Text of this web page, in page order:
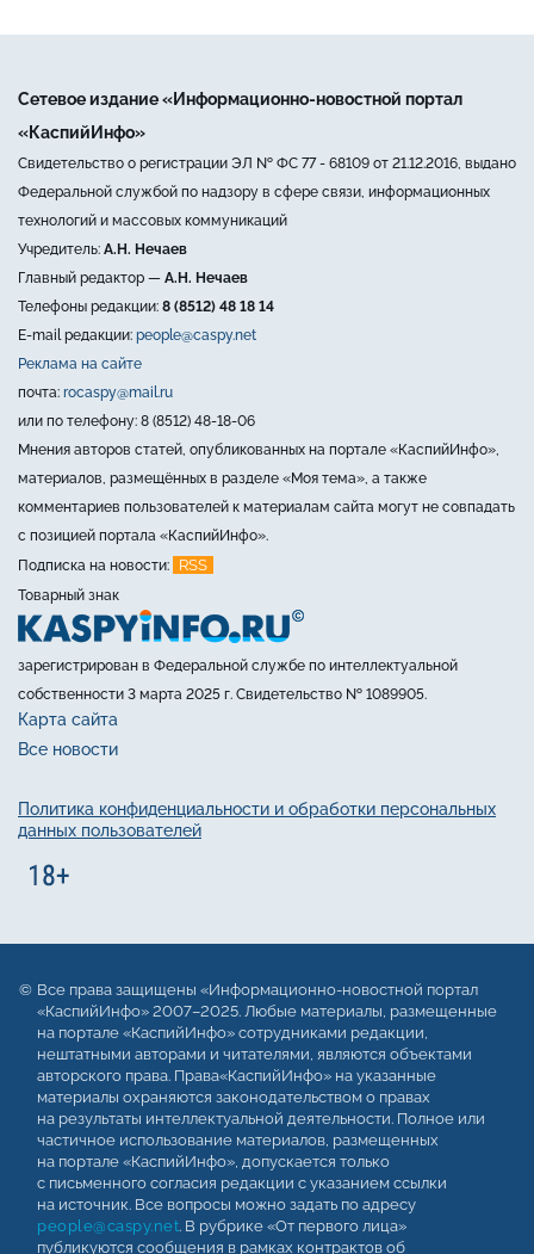
Сетевое издание «Информационно-новостной портал
«КаспийИнфо»
Свидетельство о регистрации ЭЛ № ФС 77 - 68109 от 21.12.2016, выдано
Федеральной службой по надзору в сфере связи, информационных
технологий и массовых коммуникаций
Учредитель: А.Н. Нечаев
Главный редактор — А.Н. Нечаев
Телефоны редакции: 8 (8512) 48 18 14
E-mail редакции: people@caspy.net
Реклама на сайте
почта: rocaspy@mail.ru
или по телефону: 8 (8512) 48-18-06
Мнения авторов статей, опубликованных на портале «КаспийИнфо»,
материалов, размещённых в разделе «Моя тема», а также
комментариев пользователей к материалам сайта могут не совпадать
с позицией портала «КаспийИнфо».
Подписка на новости:
RSS
Товарный знак
зарегистрирован в Федеральной службе по интеллектуальной
собственности 3 марта 2025 г. Свидетельство № 1089905.
Карта сайта
Все новости
Политика конфиденциальности и обработки персональных
данных пользователей
Все права защищены «Информационно-новостной портал
«КаспийИнфо» 2007–2025. Любые материалы, размещенные
на портале «КаспийИнфо» сотрудниками редакции,
нештатными авторами и читателями, являются объектами
авторского права. Права«КаспийИнфо» на указанные
материалы охраняются законодательством о правах
на результаты интеллектуальной деятельности. Полное или
частичное использование материалов, размещенных
на портале «КаспийИнфо», допускается только
с письменного согласия редакции с указанием ссылки
на источник. Все вопросы можно задать по адресу
people@caspy.net. В рубрике «От первого лица»
публикуются сообщения в рамках контрактов об